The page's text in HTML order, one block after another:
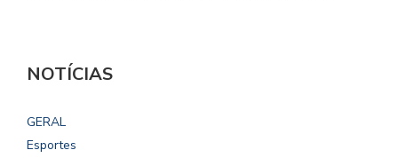
NOTÍCIAS
GERAL
Esportes